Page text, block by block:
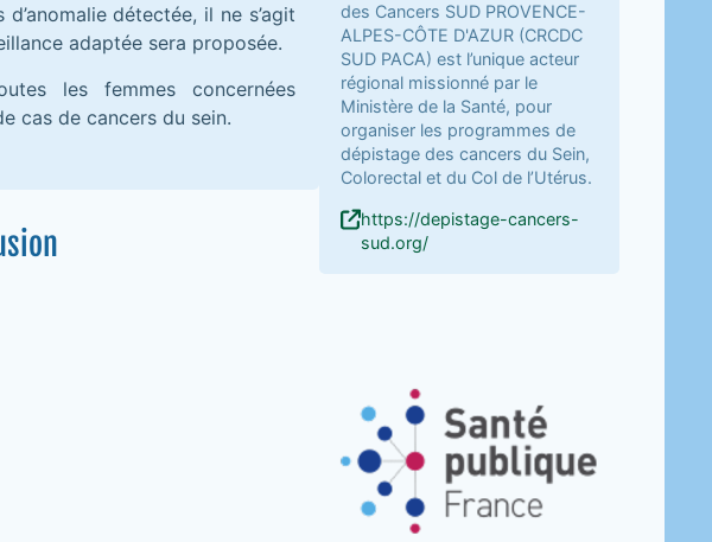
détectée, il ne s’agit
adaptée sera proposée.
les femmes concernées
cas de cancers du sein.
des Cancers SUD PROVENCE-
ALPES-CÔTE D'AZUR (CRCDC
SUD PACA) est l’unique acteur
régional missionné par le
Ministère de la Santé, pour
organiser les programmes de
dépistage des cancers du Sein,
Colorectal et du Col de l’Utérus.
https://depistage-cancers-
sud.org/